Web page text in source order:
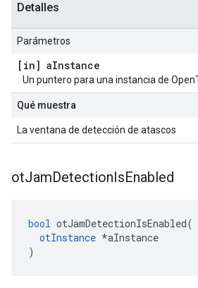
Detalles
Parámetros
[in] aInstance
Un puntero para una instancia de
Qué muestra
La ventana de detección de atascos
otJamDetectionIsEnabled
bool otJamDetectionIsEnabled(
otInstance *aInstance
)